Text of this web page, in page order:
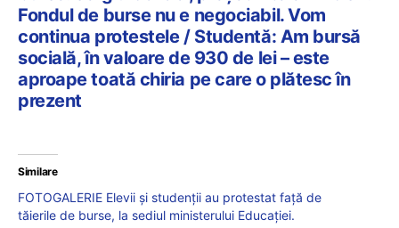
Fondul de burse nu e negociabil. Vom
continua protestele / Studentă: Am bursă
socială, în valoare de 930 de lei – este
aproape toată chiria pe care o plătesc în
prezent
Similare
FOTOGALERIE Elevii și studenții au protestat față de
tăierile de burse, la sediul ministerului Educației.